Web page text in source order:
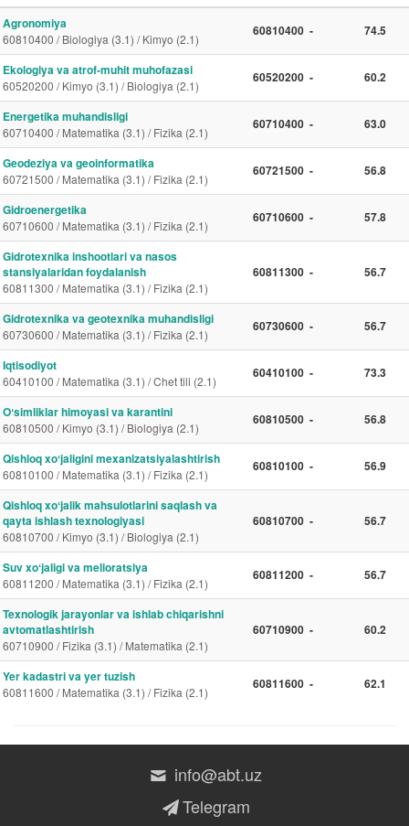
Agronomiya
60810400 / Biologiya (3.1) / Kimyo (2.1)
60810400 - 74.5
Ekologiya va atrof-muhit muhofazasi
60520200 / Kimyo (3.1) / Biologiya (2.1)
60520200 - 60.2
Energetika muhandisligi
60710400 / Matematika (3.1) / Fizika (2.1)
60710400 - 63.0
Geodeziya va geoinformatika
60721500 / Matematika (3.1) / Fizika (2.1)
60721500 - 56.8
Gidroenergetika
60710600 / Matematika (3.1) / Fizika (2.1)
60710600 - 57.8
Gidrotexnika inshootlari va nasos
stansiyalaridan foydalanish
60811300 / Matematika (3.1) / Fizika (2.1)
60811300 - 56.7
Gidrotexnika va geotexnika muhandisligi
60730600 / Matematika (3.1) / Fizika (2.1)
60730600 - 56.7
Iqtisodiyot
60410100 / Matematika (3.1) / Chet tili (2.1)
60410100 - 73.3
Oʻsimliklar himoyasi va karantini
60810500 / Kimyo (3.1) / Biologiya (2.1)
60810500 - 56.8
Qishloq xoʻjaligini mexanizatsiyalashtirish
60810100 / Matematika (3.1) / Fizika (2.1)
60810100 - 56.9
Qishloq xoʻjalik mahsulotlarini saqlash va
qayta ishlash texnologiyasi
60810700 / Kimyo (3.1) / Biologiya (2.1)
60810700 - 56.7
Suv xoʻjaligi va melioratsiya
60811200 / Matematika (3.1) / Fizika (2.1)
60811200 - 56.7
Texnologik jarayonlar va ishlab chiqarishni
avtomatlashtirish
60710900 / Fizika (3.1) / Matematika (2.1)
60710900 - 60.2
Yer kadastri va yer tuzish
60811600 / Matematika (3.1) / Fizika (2.1)
60811600 - 62.1
info@abt.uz
Telegram